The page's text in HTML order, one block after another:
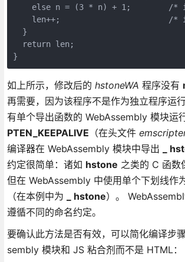
else n = (3 * n) + 1;        /*
len++;                       /*
  }
  return len;
}
如上所示，修改后的 hstoneWA 程序没有
再需要，因为该程序不是作为独立程序运
有单个导出函数的 WebAssembly 模块运
PTEN_KEEPALIVE （在头文件
编译器在 WebAssembly 模块中导出
_
约定很简单：诸如 hstone 之类的 C 函
但在 WebAssembly 中使用单个下划线作
（在本例中为
_ hstone）。
遵循不同的命名约定。
要确认此方法是否有效，可以简化编译步
sembly 模块和 JS 粘合剂而不是 HTML：